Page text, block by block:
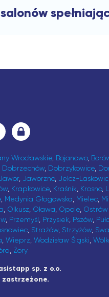
Wrocławskie, Bojanowo,
Dobrzechów, Dobrzykowice,
Jaworzno, Jelcz-
Krapkowice Kraśnik Krosno,
, Medynia Głogowska Mielec,
Olkusz Oława Opole,
, Przemyśl Przysiek Pszów,
, Strażów, Strzyżów,
Wieprz Wodzisław Śląski
Żory
sp. z o.o.
zastrzeżone.